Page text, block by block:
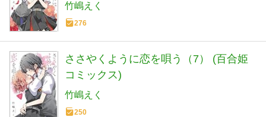
竹嶋えく
276
ささやくように恋を唄う（7） (百合姫
コミックス)
竹嶋えく
250